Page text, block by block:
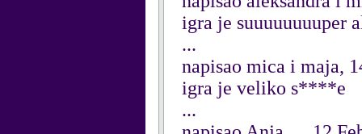
igra je suuuuuuuuper
...
napisao mica i maja,
igra je veliko s****e
...